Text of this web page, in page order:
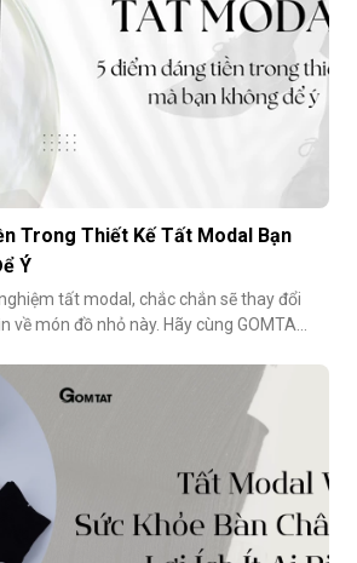
Trong Thiết Kế Tất Modal Bạn
Ý
tất modal, chắc chắn sẽ thay đổi
về món đồ nhỏ này. Hãy cùng GOMTAT
điều có thể bạn chưa từng để ý
rất nhiều đến trải nghiệm hằng